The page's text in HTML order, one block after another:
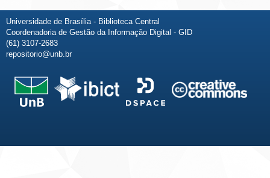
Universidade de Brasília - Biblioteca Central
Coordenadoria de Gestão da Informação Digital - GID
(61) 3107-2683
repositorio@unb.br